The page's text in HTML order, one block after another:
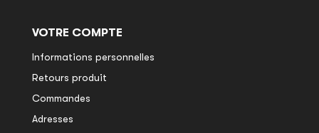
VOTRE COMPTE
Informations personnelles
Retours produit
Commandes
Adresses